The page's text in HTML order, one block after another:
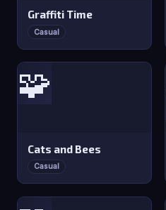
Graffiti Time
Casual
🧩
Cats and Bees
Casual